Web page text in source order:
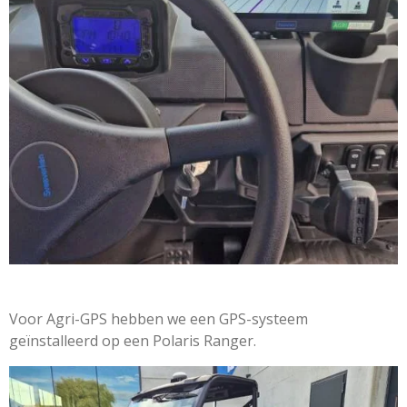
Voor Agri-GPS hebben we een GPS-systeem
geïnstalleerd op een Polaris Ranger.